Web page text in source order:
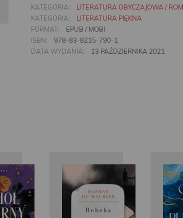
KATEGORIA:
LITERATURA OBYCZAJOWA /
KATEGORIA:
LITERATURA PIĘKNA
FORMAT:
EPUB / MOBI
ISBN:
978-83-8215-790-1
DATA WYDANIA:
13 PAŹDZIERNIKA 2021
Du
Daphne Du
Maurier